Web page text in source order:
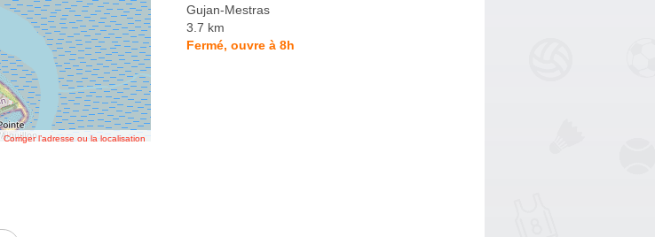
Corriger l’adresse ou la localisation
Gujan-Mestras
3.7 km
Fermé, ouvre à 8h